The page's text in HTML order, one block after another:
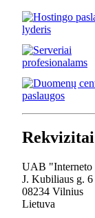
Rekvizitai
UAB "Interneto
J. Kubiliaus g. 6
08234 Vilnius
Lietuva